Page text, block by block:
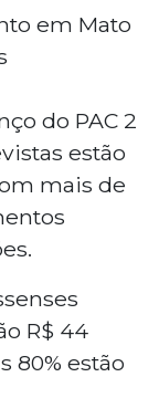
em Mato
do PAC 2
estão
mais de
R$ 44
80% estão